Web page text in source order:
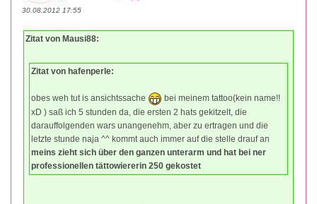
30.08.2012 17:55
Zitat von Mausi88:
Zitat von hafenperle:
obes weh tut is ansichtssache
bei meinem tattoo(kein name!!
xD ) saß ich 5 stunden da, die ersten 2 hats gekitzelt, die
darauffolgenden wars unangenehm, aber zu ertragen und die
letzte stunde naja ^^ kommt auch immer auf die stelle drauf an
meins zieht sich über den ganzen unterarm und hat bei ner
professionellen tättowiererin 250 gekostet